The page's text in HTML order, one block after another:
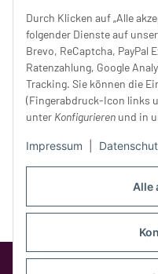
Alle
Durch Klicken auf „Alle
folgender Dienste auf
Brevo, ReCaptcha, PayPal
Ratenzahlung, Google
Tracking. Sie können die
(Fingerabdruck-Icon links
unter Konfigurieren und in
Impressum
Samstag:
Unser Service
Rechtliches
Google Analytics deaktivieren